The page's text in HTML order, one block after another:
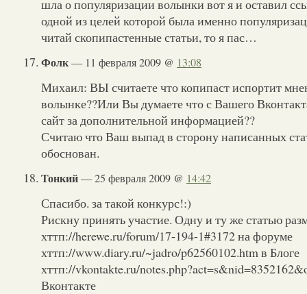
шла о популяризации волынки вот я и оставил
одной из целей которой была именно
читай скопипастенные статьи, то я пас…
Фолк— 11 февраля 2009 @ 13:08
Михаил: ВЫ считаете что копипаст испортит
волынке??Или Вы думаете что с Вашего
сайт за дополнительной информацией??
Считаю что Ваш выпад в сторону написанных
обоснован.
Тонкий— 25 февраля 2009 @ 14:42
Спасибо. за такой конкурс!:)
Рискну принять участие. Одну и ту же статью
хттп://herewe.ru/forum/17-194-1#3172 на форуме
хттп://www.diary.ru/~jadro/p62560102.htm в Блоге
хттп://vkontakte.ru/
Вконтакте